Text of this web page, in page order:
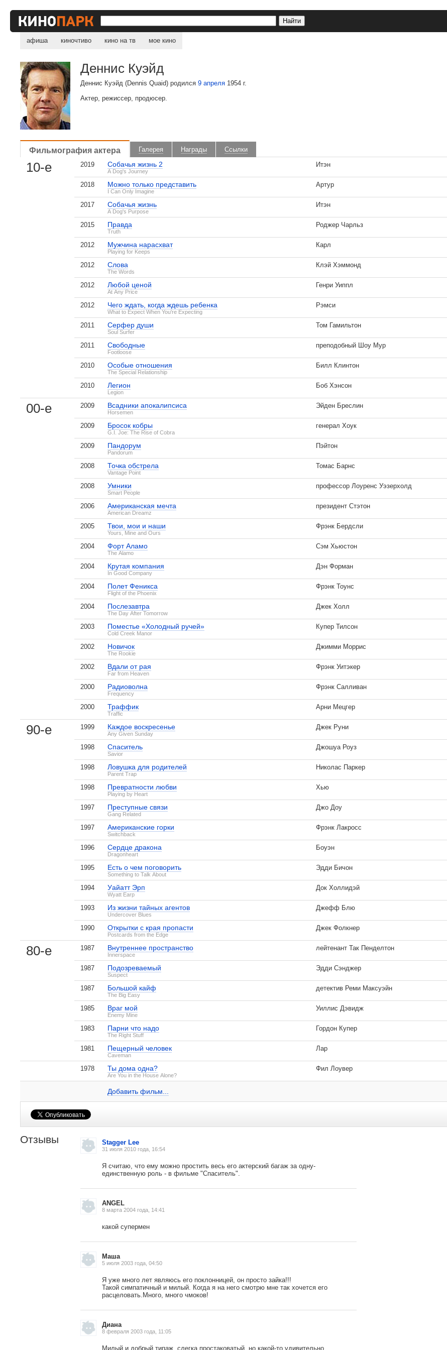
афиша киночтиво кино на тв мое кино
Деннис Куэйд
Деннис Куэйд (Dennis Quaid) родился9 апреля 1954 г.
Актер, режиссер, продюсер.
Фильмография актера Галерея Награды Ссылки
10-е 2019 Собачья жизнь 2
A Dog's Journey
Итэн
2018 Можно только представить
I Can Only Imagine
Артур
2017 Собачья жизнь
A Dog's Purpose
Итэн
2015 Правда
Truth
Роджер Чарльз
2012 Мужчина нарасхват
Playing for Keeps
Карл
2012 Слова
The Words
Клэй Хэммонд
2012 Любой ценой
At Any Price
Генри Уиппл
2012 Чего ждать, когда ждешь ребенка
What to Expect When You're Expecting
Рэмси
2011 Серфер души
Soul Surfer
Том Гамильтон
2011 Свободные
Footloose
преподобный Шоу Мур
2010 Особые отношения
The Special Relationship
Билл Клинтон
2010 Легион
Legion
Боб Хэнсон
00-е 2009 Всадники апокалипсиса
Horsemen
Эйден Бреслин
2009 Бросок кобры
G.I. Joe: The Rise of Cobra
генерал Хоук
2009 Пандорум
Pandorum
Пэйтон
2008 Точка обстрела
Vantage Point
Томас Барнс
2008 Умники
Smart People
профессор Лоуренс Уэзерхолд
2006 Американская мечта
American Dreamz
президент Стэтон
2005 Твои, мои и наши
Yours, Mine and Ours
Фрэнк Бердсли
2004 Форт Аламо
The Alamo
Сэм Хьюстон
2004 Крутая компания
In Good Company
Дэн Форман
2004 Полет Феникса
Flight of the Phoenix
Фрэнк Тоунс
2004 Послезавтра
The Day After Tomorrow
Джек Холл
2003 Поместье «Холодный ручей»
Cold Creek Manor
Купер Тилсон
2002 Новичок
The Rookie
Джимми Моррис
2002 Вдали от рая
Far from Heaven
Фрэнк Уитэкер
2000 Радиоволна
Frequency
Фрэнк Салливан
2000 Траффик
Traffic
Арни Мецгер
90-е 1999 Каждое воскресенье
Any Given Sunday
Джек Руни
1998 Спаситель
Savior
Джошуа Роуз
1998 Ловушка для родителей
Parent Trap
Николас Паркер
1998 Превратности любви
Playing by Heart
Хью
1997 Преступные связи
Gang Related
Джо Доу
1997 Американские горки
Switchback
Фрэнк Лакросс
1996 Сердце дракона
Dragonheart
Боуэн
1995 Есть о чем поговорить
Something to Talk About
Эдди Бичон
1994 Уайатт Эрп
Wyatt Earp
Док Холлидэй
1993 Из жизни тайных агентов
Undercover Blues
Джефф Блю
1990 Открытки с края пропасти
Postcards from the Edge
Джек Фолкнер
80-е 1987 Внутреннее пространство
Innerspace
лейтенант Так Пенделтон
1987 Подозреваемый
Suspect
Эдди Сэнджер
1987 Большой кайф
The Big Easy
детектив Реми Максуэйн
1985 Враг мой
Enemy Mine
Уиллис Дэвидж
1983 Парни что надо
The Right Stuff
Гордон Купер
1981 Пещерный человек
Caveman
Лар
1978 Ты дома одна?
Are You in the House Alone?
Фил Лоувер
Добавить фильм...
Мужчина нарасхват
1 кадр
Слова
Чего ждать, когда ждешь
Свободные
2 кадра
Пандорум
3 кадра 5 кадров
Твои, мои и наши Полет Феникса
7 кадров
Послезавтра Внутреннее пространство
2011 Золотой глобус Номинация «Лучший актер в мини-сериале или телефильме», фильм«Особые отношения»
Номинация «Лучший актер второго плана», фильм
Деннис Куэйд на IMDB.com
Отзывы Stagger Lee
31 июля 2010 года, 16:54
Я считаю, что ему можно простить весь его актерский багаж за одну-
единственную роль - в фильме "Спаситель".
ANGEL
8 марта 2004 года, 14:41
какой супермен
Маша
5 июля 2003 года, 04:50
Я уже много лет являюсь его поклонницей, он просто зайка!!!
Такой симпатичный и милый. Когда я на него смотрю мне так хочется его
расцеловать.Много, много чмоков!
Диана
8 февраля 2003 года, 11:05
Милый и добрый типаж, слегка простаковатый, но какой-то удивительно
, поделитесь своим мнением